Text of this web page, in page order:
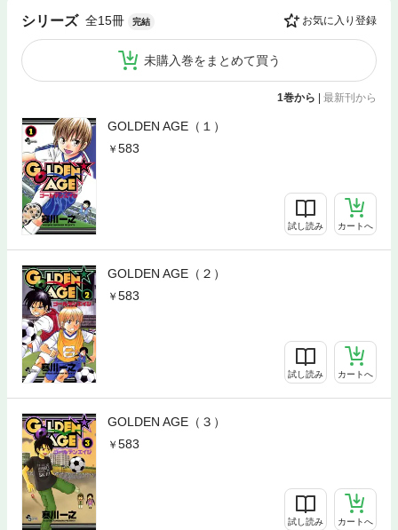
シリーズ 全15冊 完結 お気に入り登録
未購入巻をまとめて買う
1巻から 最新刊から
GOLDEN AGE（１）
583
試し読み カートへ
GOLDEN AGE（２）
583
試し読み カートへ
GOLDEN AGE（３）
583
試し読み カートへ